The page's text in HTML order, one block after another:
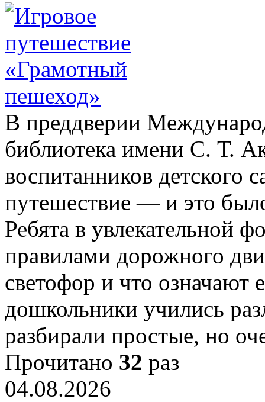
В преддверии
библиотека имени С. Т.
воспитанников детского
путешествие — и это
Ребята в увлекательной
правилами дорожного
светофор и что означают
дошкольники учились
разбирали простые, но
Прочитано 32 раз
04.08.2026